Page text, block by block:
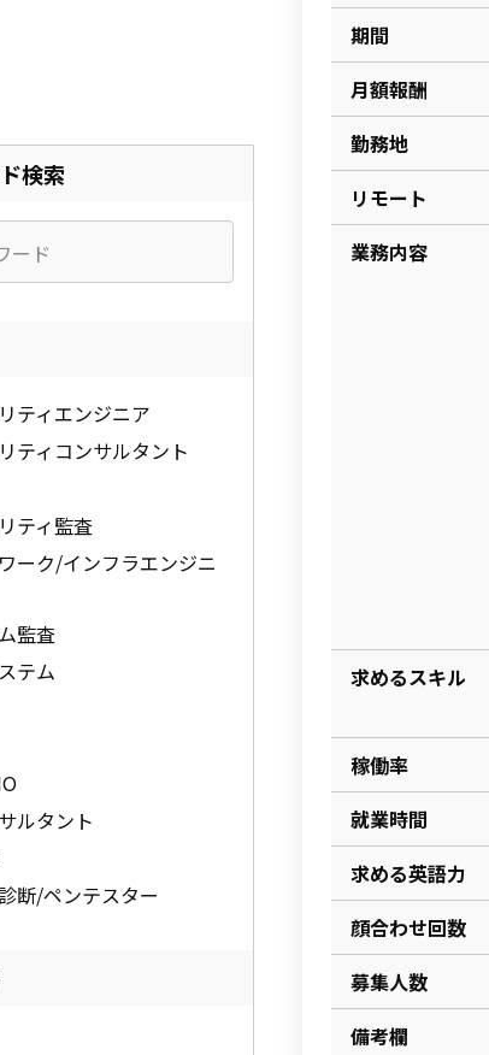
期間
月額報酬
勤務地
リモート
業務内容
求めるスキル
稼働率
就業時間
求める英語力
顔合わせ回数
募集人数
備考欄
検索
ティエンジニア
ティコンサルタント
ティ監査
ーク/インフラエンジニ
監査
テム
ルタント
断/ペンテスター